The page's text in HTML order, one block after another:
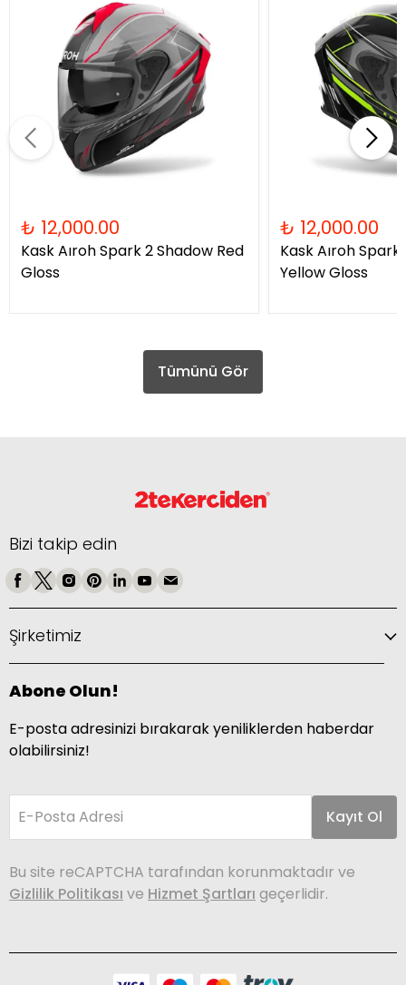
₺ 12,000.00
Kask Aıroh Spark 2 Shadow Red
Gloss
₺ 12,000.00
Kask Aıroh
Yellow Gloss
Tümünü Gör
Bizi takip edin
Şirketimiz
Abone Olun!
E-posta adresinizi bırakarak yeniliklerden haberdar
olabilirsiniz!
E-Posta Adresi Kayıt Ol
Bu site reCAPTCHA tarafından korunmaktadır ve
Gizlilik Politikası ve Hizmet Şartları geçerlidir.